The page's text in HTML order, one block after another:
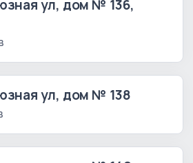
ул, дом № 136,
ул, дом № 138